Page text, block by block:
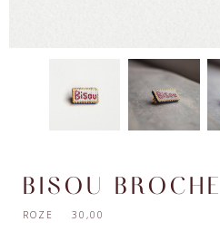
BISOU
ROZE 30,00